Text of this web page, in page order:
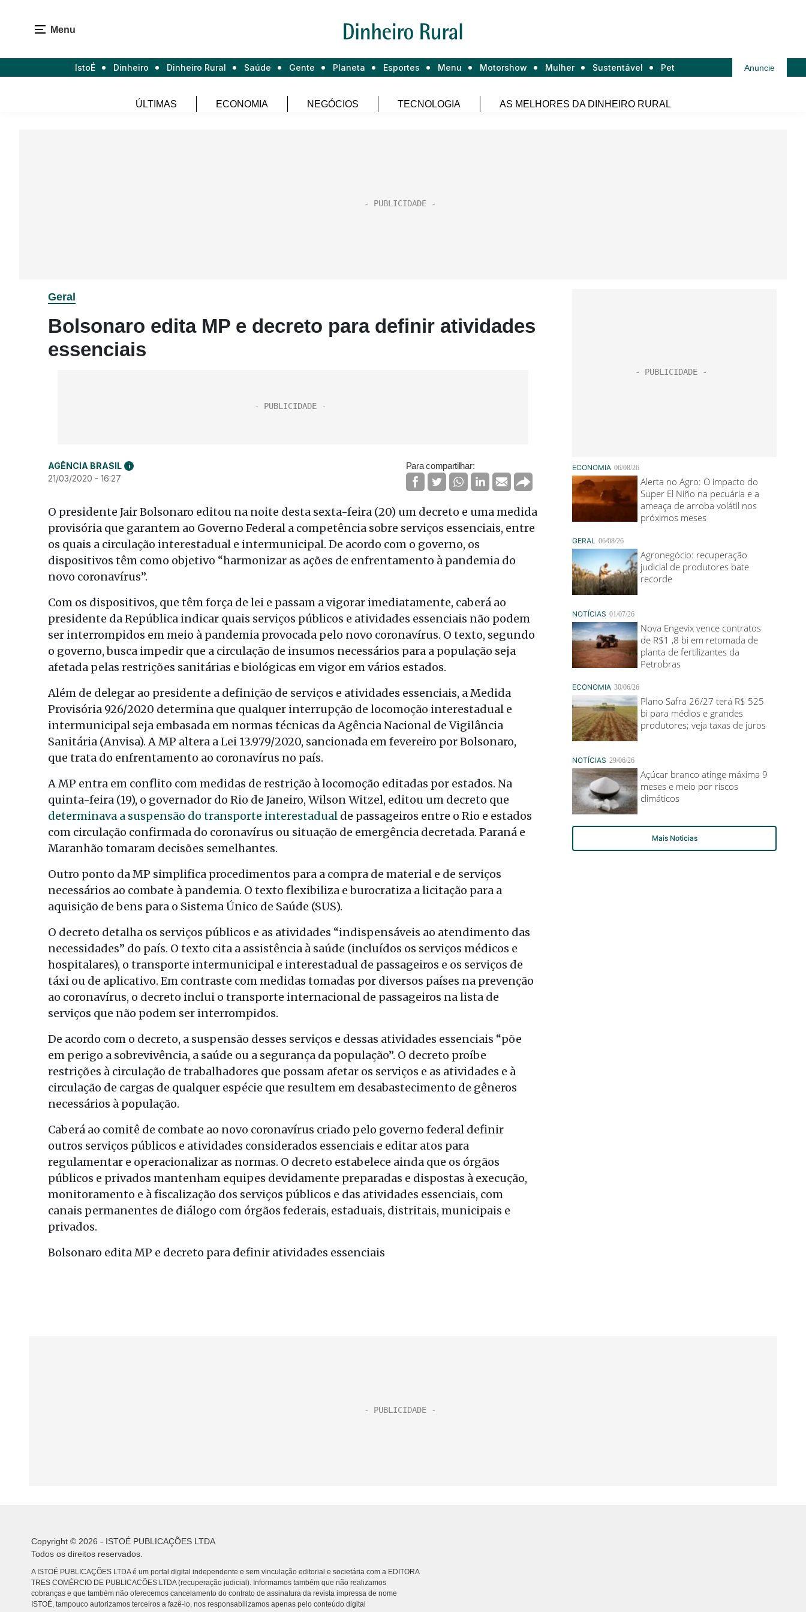
Menu
IstoÉ Dinheiro Dinheiro Rural Saúde Gente Planeta Esportes Menu Motorshow Mulher Sustentável Pet Anuncie
ÚLTIMAS ECONOMIA NEGÓCIOS TECNOLOGIA AS MELHORES DA DINHEIRO RURAL
Geral
Bolsonaro edita MP e decreto para definir atividades
essenciais
AGÊNCIA BRASIL i
21/03/2020 - 16:27
Para compartilhar:
O presidente Jair Bolsonaro editou na noite desta sexta-feira (20) um decreto e uma medida
provisória que garantem ao Governo Federal a competência sobre serviços essenciais, entre
os quais a circulação interestadual e intermunicipal. De acordo com o governo, os
dispositivos têm como objetivo “harmonizar as ações de enfrentamento à pandemia do
novo coronavírus”.
Com os dispositivos, que têm força de lei e passam a vigorar imediatamente, caberá ao
presidente da República indicar quais serviços públicos e atividades essenciais não podem
ser interrompidos em meio à pandemia provocada pelo novo coronavírus. O texto, segundo
o governo, busca impedir que a circulação de insumos necessários para a população seja
afetada pelas restrições sanitárias e biológicas em vigor em vários estados.
Além de delegar ao presidente a definição de serviços e atividades essenciais, a Medida
Provisória 926/2020 determina que qualquer interrupção de locomoção interestadual e
intermunicipal seja embasada em normas técnicas da Agência Nacional de Vigilância
Sanitária (Anvisa). A MP altera a Lei 13.979/2020, sancionada em fevereiro por Bolsonaro,
que trata do enfrentamento ao coronavírus no país.
A MP entra em conflito com medidas de restrição à locomoção editadas por estados. Na
quinta-feira (19), o governador do Rio de Janeiro, Wilson Witzel, editou um decreto que
determinava a suspensão do transporte interestadual de passageiros entre o Rio e estados
com circulação confirmada do coronavírus ou situação de emergência decretada. Paraná e
Maranhão tomaram decisões semelhantes.
Outro ponto da MP simplifica procedimentos para a compra de material e de serviços
necessários ao combate à pandemia. O texto flexibiliza e burocratiza a licitação para a
aquisição de bens para o Sistema Único de Saúde (SUS).
O decreto detalha os serviços públicos e as atividades “indispensáveis ao atendimento das
necessidades” do país. O texto cita a assistência à saúde (incluídos os serviços médicos e
hospitalares), o transporte intermunicipal e interestadual de passageiros e os serviços de
táxi ou de aplicativo. Em contraste com medidas tomadas por diversos países na prevenção
ao coronavírus, o decreto inclui o transporte internacional de passageiros na lista de
serviços que não podem ser interrompidos.
De acordo com o decreto, a suspensão desses serviços e dessas atividades essenciais “põe
em perigo a sobrevivência, a saúde ou a segurança da população”. O decreto proíbe
restrições à circulação de trabalhadores que possam afetar os serviços e as atividades e à
circulação de cargas de qualquer espécie que resultem em desabastecimento de gêneros
necessários à população.
Caberá ao comitê de combate ao novo coronavírus criado pelo governo federal definir
outros serviços públicos e atividades considerados essenciais e editar atos para
regulamentar e operacionalizar as normas. O decreto estabelece ainda que os órgãos
públicos e privados mantenham equipes devidamente preparadas e dispostas à execução,
monitoramento e à fiscalização dos serviços públicos e das atividades essenciais, com
canais permanentes de diálogo com órgãos federais, estaduais, distritais, municipais e
privados.
Bolsonaro edita MP e decreto para definir atividades essenciais
Copyright © 2026 - ISTOÉ PUBLICAÇÕES LTDA
Todos os direitos reservados.
A ISTOÉ PUBLICAÇÕES LTDA é um portal digital independente e sem vinculação editorial e societária com a EDITORA
TRES COMÉRCIO DE PUBLICACÕES LTDA (recuperação judicial). Informamos também que não realizamos
cobranças e que também não oferecemos cancelamento do contrato de assinatura da revista impressa de nome
ISTOÉ, tampouco autorizamos terceiros a fazê-lo, nos responsabilizamos apenas pelo conteúdo digital